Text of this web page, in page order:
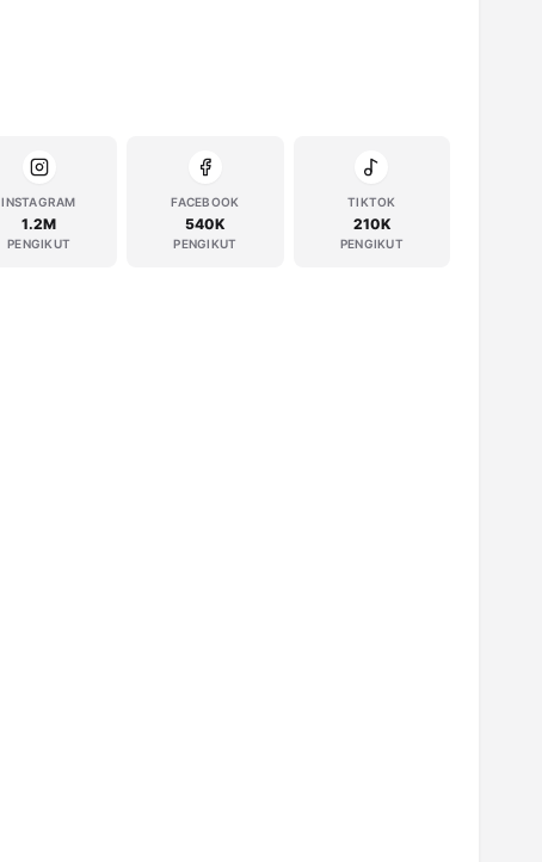
INSTAGRAM
1.2M
PENGIKUT
FACEBOOK
540K
PENGIKUT
TIKTOK
210K
PENGIKUT